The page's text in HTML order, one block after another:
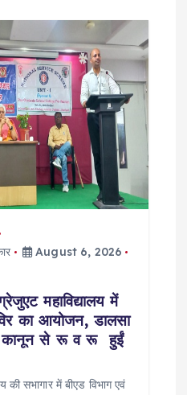
August 6, 2026
महाविद्यालय में
का आयोजन, डालसा
कानून से रू व रू हुईं
की सभागार में बीएड विभाग एवं